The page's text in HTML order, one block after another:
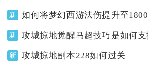
新 如何将梦幻西游法伤提升至1800
新
新 攻城掠地副本228如何过关